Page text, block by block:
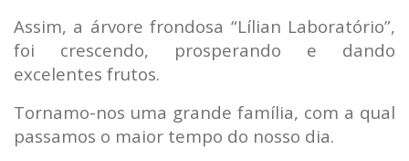
Assim, a árvore frondosa “Lílian Laboratório”,
foi crescendo, prosperando e dando
excelentes frutos.
Tornamo-nos uma grande família, com a qual
passamos o maior tempo do nosso dia.